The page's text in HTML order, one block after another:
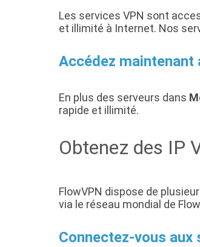
Les services VPN sont
et illimité à Internet. Nos
Accédez maintenant
En plus des serveurs dans
rapide et illimité.
Obtenez des IP
FlowVPN dispose de
via le réseau mondial de
Connectez-vous aux